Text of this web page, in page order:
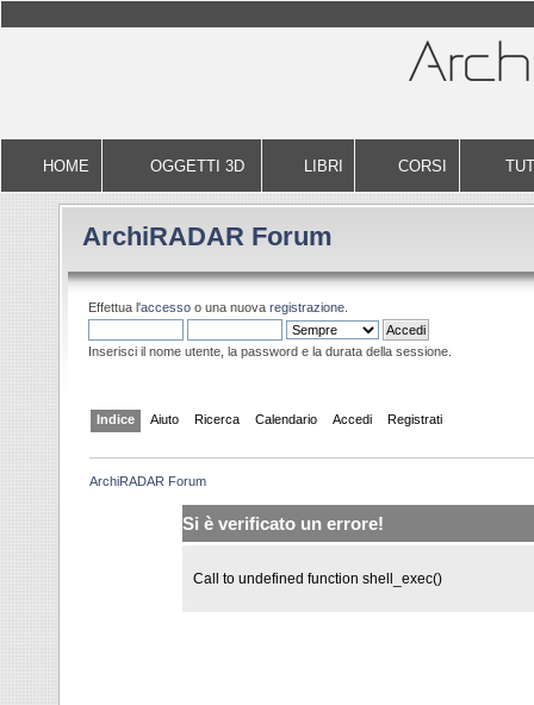
HOME OGGETTI 3D LIBRI CORSI
ArchiRADAR Forum
Effettua l'accesso o una nuova registrazione.
Inserisci il nome utente, la password e la durata della sessione.
Indice Aiuto Ricerca Calendario Accedi Registrati
ArchiRADAR Forum
Si è verificato un errore!
Call to undefined function shell_exec()